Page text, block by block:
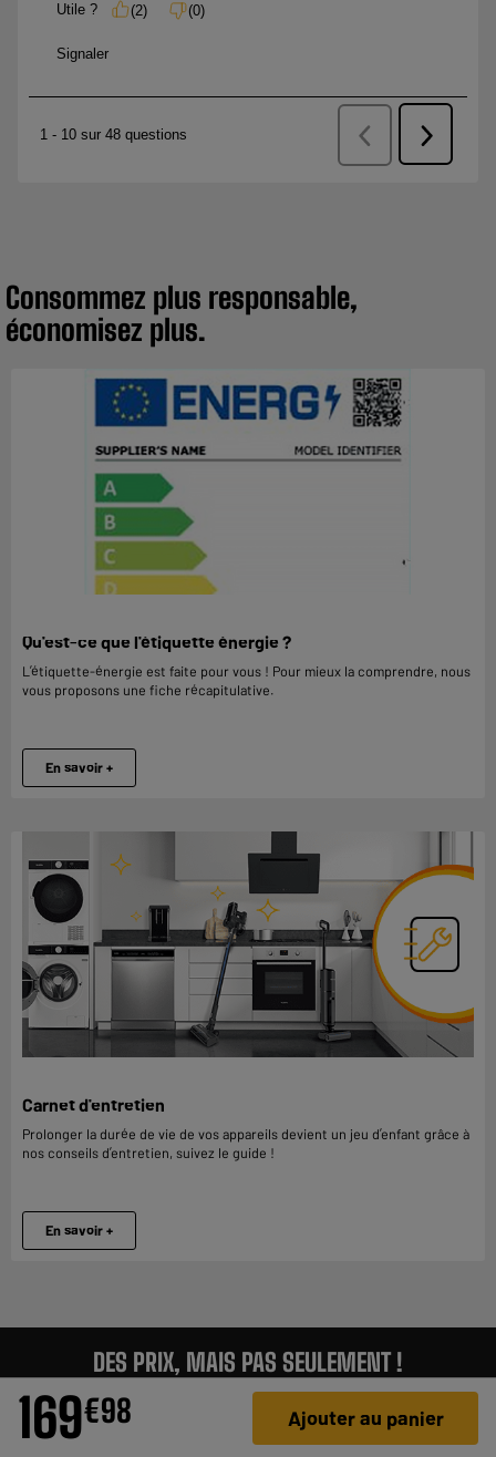
169€98 Ajouter au panier
Consommez plus responsable,
économisez plus.
Qu'est-ce que l'étiquette énergie ?
L’étiquette-énergie est faite pour vous ! Pour mieux la comprendre, nous
vous proposons une fiche récapitulative.
En savoir +
Carnet d'entretien
Prolonger la durée de vie de vos appareils devient un jeu d’enfant grâce à
nos conseils d’entretien, suivez le guide !
En savoir +
DES PRIX, MAIS PAS SEULEMENT !
157 407 avis
authentifiés pour
ELECTRO DEPOT
GARANTIE À VIE